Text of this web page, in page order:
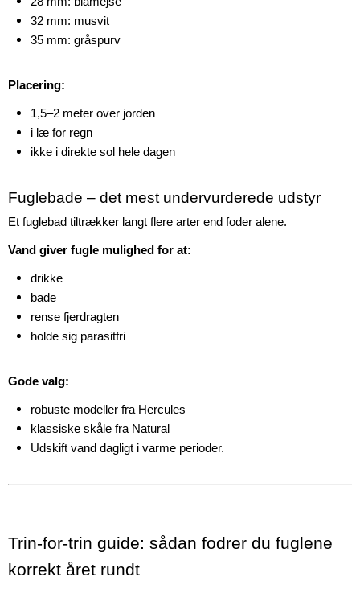
32 mm: musvit
35 mm: gråspurv
Placering:
1,5–2 meter over jorden
i læ for regn
ikke i direkte sol hele dagen
Fuglebade – det mest undervurderede udstyr
Et fuglebad tiltrækker langt flere arter end foder alene.
Vand giver fugle mulighed for at:
drikke
bade
rense fjerdragten
holde sig parasitfri
Gode valg:
robuste modeller fra Hercules
klassiske skåle fra Natural
Udskift vand dagligt i varme perioder.
Trin-for-trin guide: sådan fodrer du fuglene
korrekt året rundt